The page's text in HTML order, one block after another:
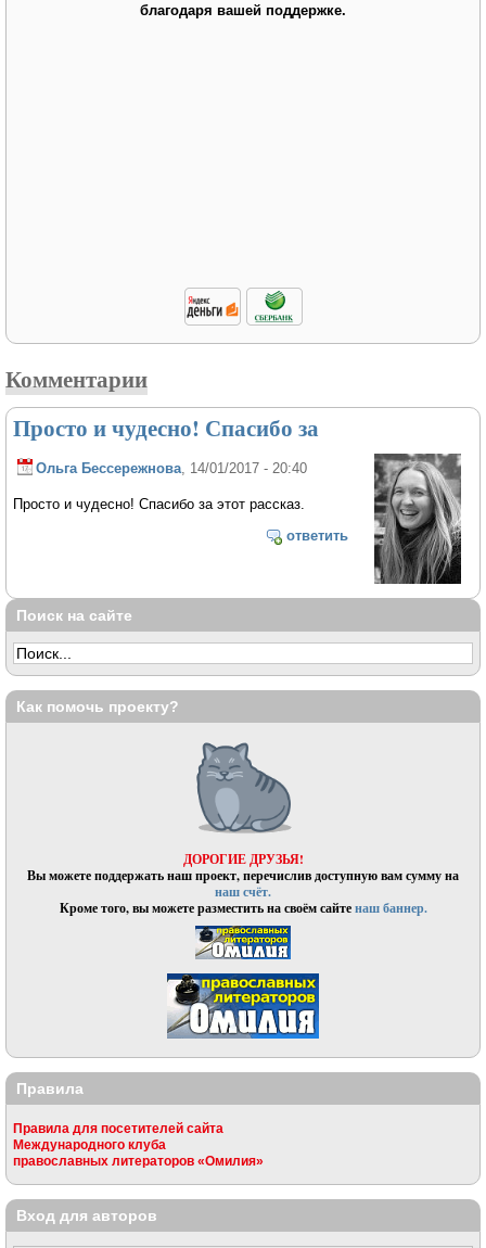
благодаря вашей поддержке.
Комментарии
Просто и чудесно! Спасибо за
Ольга Бессережнова, 14/01/2017 - 20:40
Просто и чудесно! Спасибо за этот рассказ.
ответить
Поиск на сайте
Как помочь проекту?
ДОРОГИЕ ДРУЗЬЯ!
Вы можете поддержать наш проект, перечислив доступную вам сумму на
наш счёт.
Кроме того, вы можете разместить на своём сайтенаш баннер.
Правила
Правила для посетителей сайта
Международного клуба
православных литераторов «Омилия»
Вход для авторов